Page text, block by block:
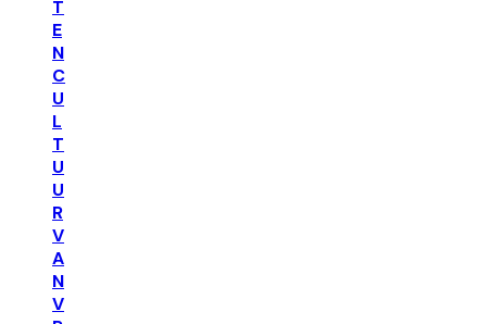
T
E
N
C
U
L
T
U
U
R
V
A
N
V